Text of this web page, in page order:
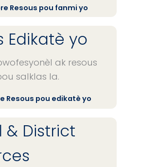
Resous pou fanmi yo
Edikatè yo
ak resous
salklas la.
Resous pou edikatè yo
& District